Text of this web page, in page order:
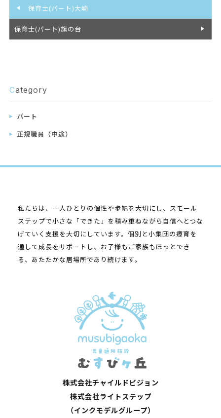
保育士(パート)大崎
保育士(パート)旗の台
Category
パート
正規職員（中途）
私たちは、一人ひとりの個性や歩幅を大切にし、スモール
ステップで小さな「できた」を積み重ねながら自信へとつな
げていく支援を大切にしています。個別と小集団の療育を
通して成長をサポートし、お子様もご家族もほっとでき
る、あたたかな居場所であり続けます。
株式会社チャイルドビジョン
株式会社ライトステップ
（インクモデルグループ）